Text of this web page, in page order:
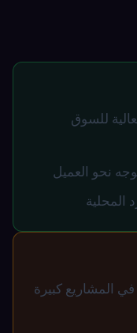
للسوق
نحو العميل
المحلية
المشاريع كبيرة